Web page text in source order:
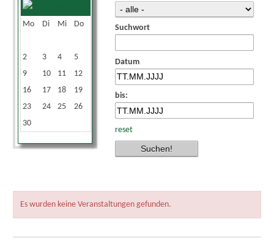
Mo
Di Mi Do
So
2
3 4 5
8
9
10 11 12
15
16
17 18 19 21
23
24 25 26
29
30
Suchwort
Datum
bis:
reset
Es wurden keine Veranstaltungen gefunden.